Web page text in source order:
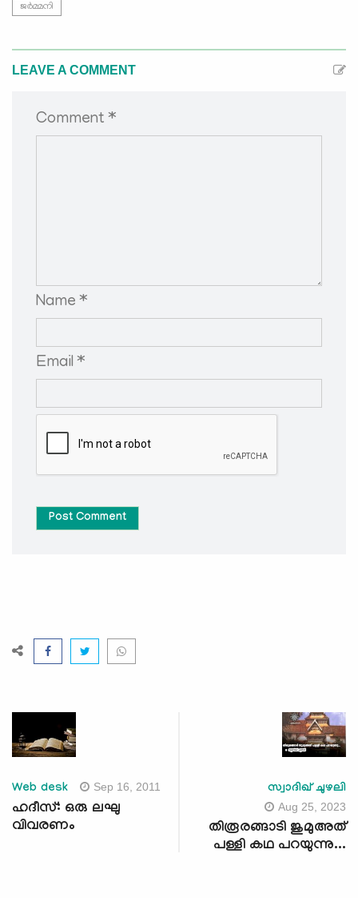
ജർമ്മനി
LEAVE A COMMENT
Comment *
Name *
Email *
Post Comment
Web desk Sep 16, 2011
ഹദീസ്: ഒരു ലഘു
വിവരണം
സ്വാദിഖ് ചുഴലി
Aug 25, 2023
തിരൂരങ്ങാടി ജുമുഅത്
പള്ളി കഥ പറയുന്നു...